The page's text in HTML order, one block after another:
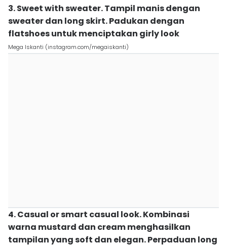
3. Sweet with sweater. Tampil manis dengan
sweater dan long skirt. Padukan dengan
flatshoes untuk menciptakan girly look
Mega Iskanti (instagram.com/megaiskanti)
4. Casual or smart casual look. Kombinasi
warna mustard dan cream menghasilkan
tampilan yang soft dan elegan. Perpaduan long